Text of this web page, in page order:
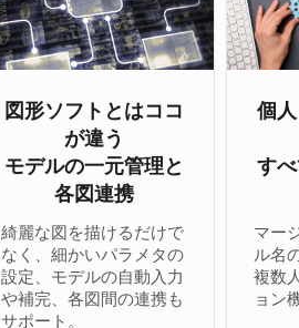
図形ソフトとはココ
が違う
モデルの一元管理と
各図連携
綺麗な図を描けるだけで
なく、細かいパラメタの
設定、モデルの自動入力
や補完、各図間の連携も
サポート。
個
す
マー
ル名
複数
ョン